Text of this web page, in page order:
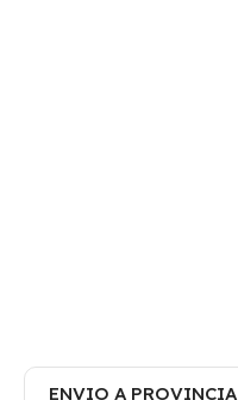
ENVIO A PROVINCIA